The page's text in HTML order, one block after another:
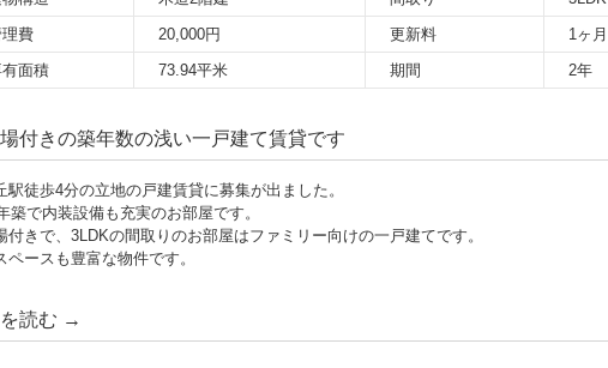
費
20,000円 更新料
1ヶ月
面積
73.94平米 期間 2年
付きの築年数の浅い一戸建て賃貸です
駅徒歩4分の立地の戸建賃貸に募集が出ました。
築で内装設備も充実のお部屋です。
付きで、3LDKの間取りのお部屋はファミリー向けの一戸建てです。
ペースも豊富な物件です。
読む →